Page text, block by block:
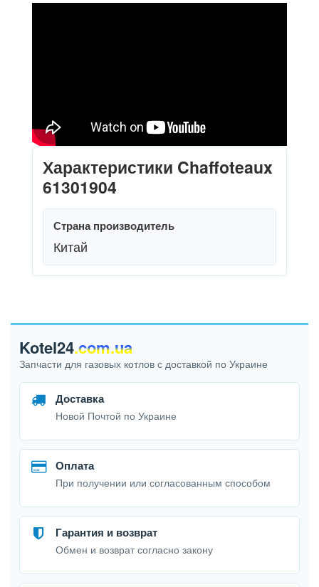
Характеристики Chaffoteaux
61301904
Страна производитель
Китай
Kotel24.com.ua
Запчасти для газовых котлов с доставкой по Украине
Доставка
Новой Почтой по Украине
Оплата
При получении или согласованным способом
Гарантия и возврат
Обмен и возврат согласно закону